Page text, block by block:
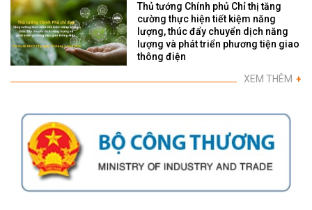
Thủ tướng Chính phủ Chỉ thị tăng
cường thực hiện tiết kiệm năng
lượng, thúc đẩy chuyển dịch năng
lượng và phát triển phương tiện giao
thông điện
XEM THÊM +